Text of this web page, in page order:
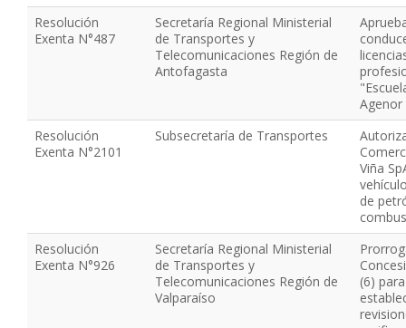
Resolución
Exenta N°487
Secretaría Regional Ministerial
de Transportes y
Telecomunicaciones Región de
Antofagasta
Agenor
Resolución
Exenta N°2101
Subsecretaría de Transportes
Viña
de
Resolución
Exenta N°926
Secretaría Regional Ministerial
de Transportes y
Telecomunicaciones Región de
Valparaíso
(6)